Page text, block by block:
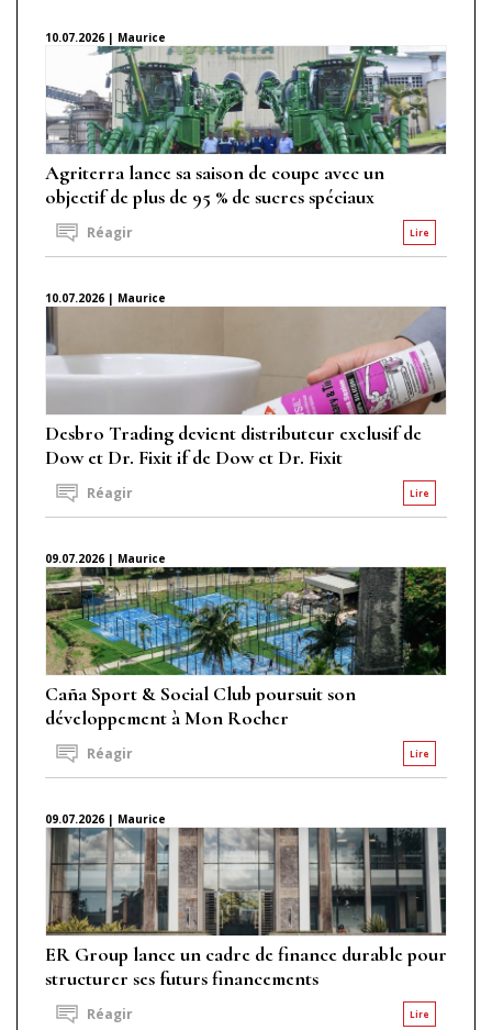
10.07.2026 | Maurice
Agriterra lance sa saison de coupe avec un
objectif de plus de 95 % de sucres spéciaux
Lire
Réagir
10.07.2026 | Maurice
Desbro Trading devient distributeur exclusif de
Dow et Dr. Fixit if de Dow et Dr. Fixit
Lire
Réagir
09.07.2026 | Maurice
Caña Sport & Social Club poursuit son
développement à Mon Rocher
Lire
Réagir
09.07.2026 | Maurice
ER Group lance un cadre de finance durable pour
structurer ses futurs financements
Lire
Réagir